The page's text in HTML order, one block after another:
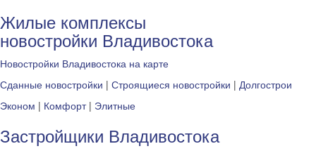
Жилые комплексы
новостройки Владивостока
Новостройки Владивостока на карте
Сданные новостройки | Строящиеся новостройки | Долгострои
Эконом | Комфорт| Элитные
Застройщики Владивостока